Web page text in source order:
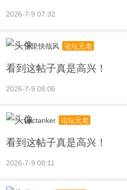
2026-7-9 07:32
千里快哉风 论坛元老
看到这帖子真是高兴！
2026-7-9 08:06
upctanker 论坛元老
看到这帖子真是高兴！
2026-7-9 08:11